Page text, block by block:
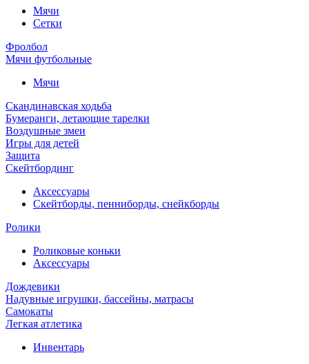
Мячи
Сетки
Фролбол
Мячи футбольные
Мячи
Скандинавская ходьба
Бумеранги, летающие тарелки
Воздушные змеи
Игры для детей
Защита
Скейтбординг
Аксессуары
Скейтборды, пенниборды, снейкборды
Ролики
Роликовые коньки
Аксессуары
Дождевики
Надувные игрушки, бассейны, матрасы
Самокаты
Легкая атлетика
Инвентарь